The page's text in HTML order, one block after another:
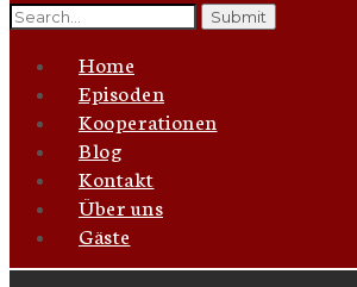
Search
for:
Home
Episoden
Kooperationen
Blog
Kontakt
Über uns
Gäste